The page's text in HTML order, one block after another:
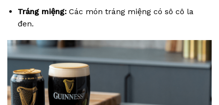
Tráng miệng:Các món tráng miệng có sô cô la
đen.